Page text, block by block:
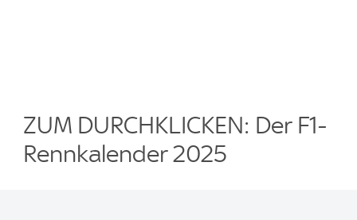
ZUM DURCHKLICKEN: Der F1-
Rennkalender 2025